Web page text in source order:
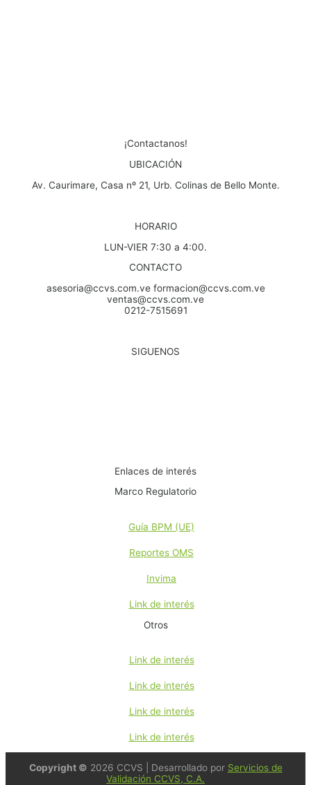
¡Contactanos!
UBICACIÓN
Av. Caurimare, Casa nº 21, Urb. Colinas de Bello Monte.
HORARIO
LUN-VIER 7:30 a 4:00.
CONTACTO
asesoria@ccvs.com.ve formacion@ccvs.com.ve
ventas@ccvs.com.ve
0212-7515691
SIGUENOS
Enlaces de interés
Marco Regulatorio
Guía BPM (UE)
Reportes OMS
Invima
Link de interés
Otros
Link de interés
Link de interés
Link de interés
Link de interés
Copyright © 2026 CCVS | Desarrollado por Servicios de
Validación CCVS, C.A.